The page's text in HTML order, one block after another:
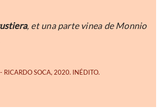
, et una parte vinea de Monnio